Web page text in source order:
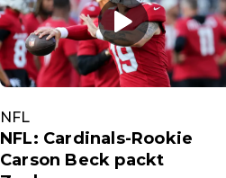
NFL
NFL: Cardinals-Rookie
Carson Beck packt